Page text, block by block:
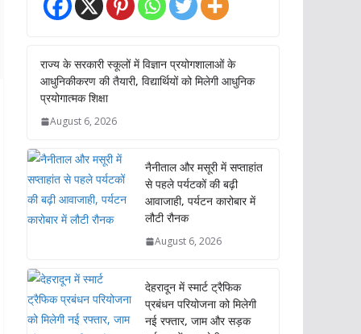
राज्य के सरकारी स्कूलों में विज्ञान प्रयोगशालाओं के
आधुनिकीकरण की तैयारी, विद्यार्थियों को मिलेगी आधुनिक
प्रयोगात्मक शिक्षा
August 6, 2026
नैनीताल और मसूरी में सप्ताहांत
से पहले पर्यटकों की बढ़ी
आवाजाही, पर्यटन कारोबार में
लौटी रौनक
August 6, 2026
देहरादून में स्मार्ट ट्रैफिक
प्रबंधन परियोजना को मिलेगी
नई रफ्तार, जाम और सड़क